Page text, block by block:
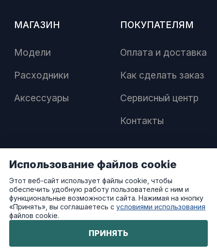
МАГАЗИН
Модели
Расходники
Аксессуары
ПОКУПАТЕЛЯМ
Оплата и доставка
Как сделать заказ
Сервисный центр
Контакты
ПАРТНЕРАМ
Как стать дилером
Преимущества работы с нами
Использование файлов cookie
Этот веб-сайт использует файлы cookie, чтобы
обеспечить удобную работу пользователей с ним и
функциональные возможности сайта. Нажимая на кнопку
«Принять», вы соглашаетесь сусловиями использования
файлов cookie.
ПРИНЯТЬ